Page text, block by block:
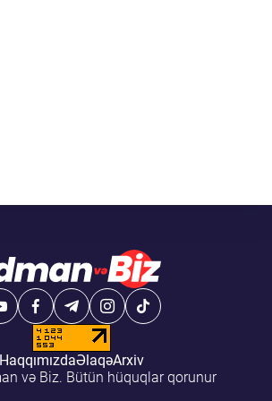
HaqqımızdaƏlaqəArxiv
və Biz. Bütün hüquqlar qorunur